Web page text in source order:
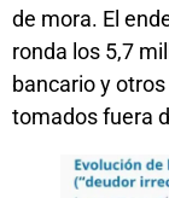
de mora. El
ronda los 5,7
bancario y
tomados fuera